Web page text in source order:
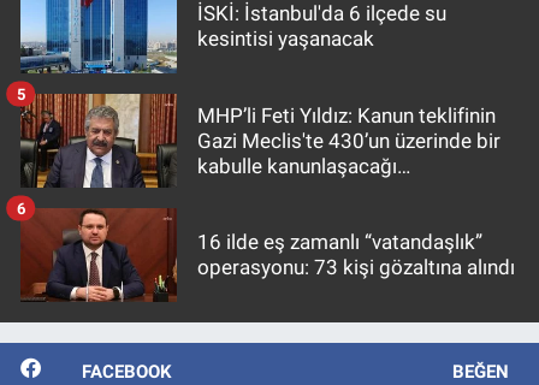
İSKİ: İstanbul'da 6 ilçede su
kesintisi yaşanacak
MHP’li Feti Yıldız: Kanun teklifinin
Gazi Meclis'te 430’un üzerinde bir
kabulle kanunlaşacağı
5
16 ilde eş zamanlı “vatandaşlık”
operasyonu: 73 kişi gözaltına alındı
6
FACEBOOK BEĞEN